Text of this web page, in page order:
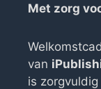
Met zorg
van
is